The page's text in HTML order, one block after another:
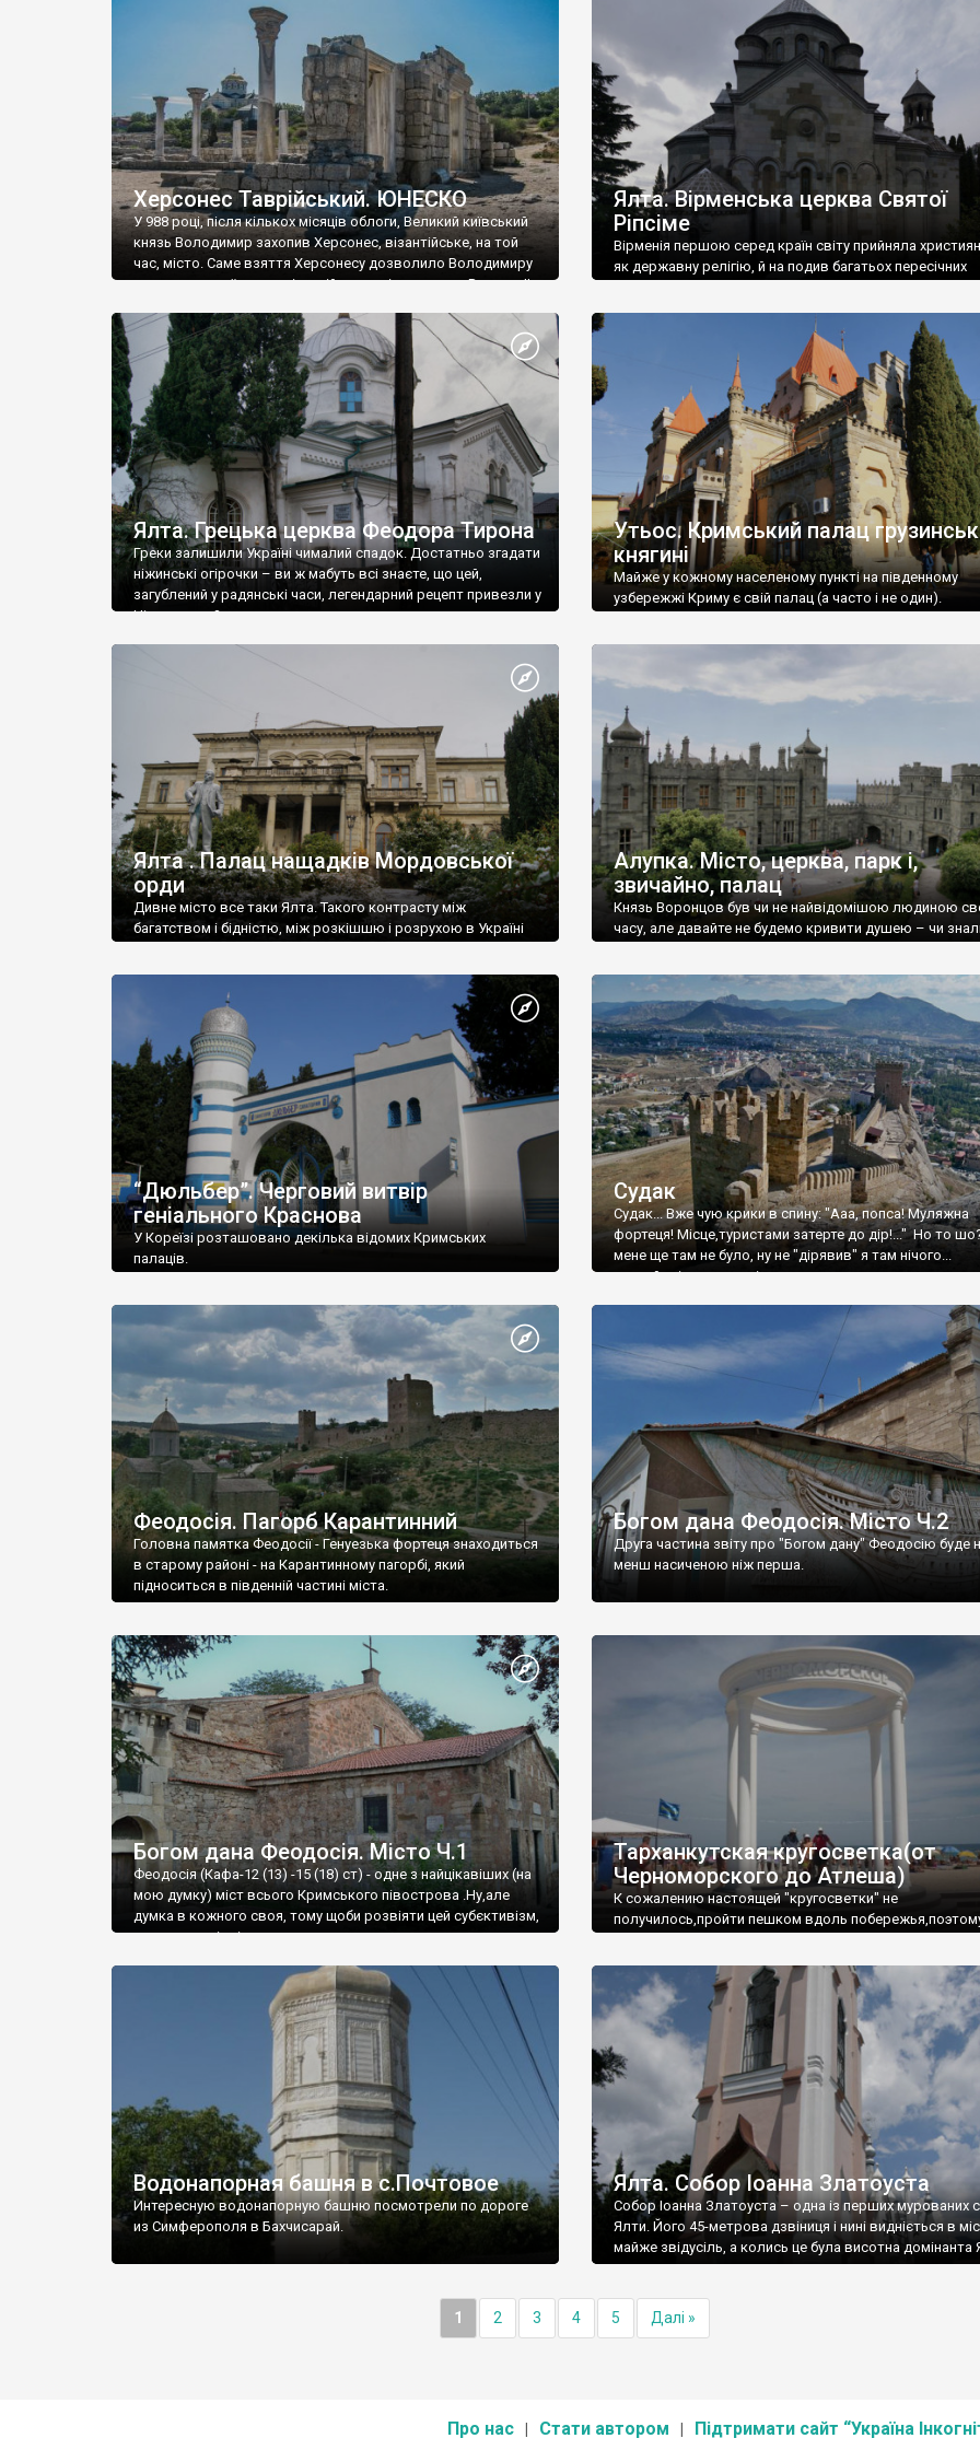
візантійської доби. Раритети викрадені з фондів об’єкту
культурної спадщини ЮНЕСКО «Херсонеса Таврійського».
Офіційно – на виставку «Золото Візантії», але експерти та
влада в Україні вважають це лише […]
називаються «повстяками» (postaki)…” “Вино. Крим
виробляє відмінне вино і його вдосталь: воно все
легке біле і дуже […]
Херсонес Таврійський. ЮНЕСКО
У 988 році, після кількох місяців облоги, Великий київський
князь Володимир захопив Херсонес, візантійське, на той
час, місто. Саме взяття Херсонесу дозволило Володимиру
диктувати свої умови візантійському імператору Василю ІІ,
Херсонесі Володимир-язичник, став Василем-
християнином. А потім було Хрещення Русі. На честь
Херсонесу Таврійського названо місто […]
Ялта. Вірменська церква Святої
Ріпсіме
Вірменія першою серед країн світу прийняла
як державну релігію, й на подив багатьох пересічних
Ялта. Грецька церква Феодора Тирона
Греки залишили Україні чималий спадок. Достатньо згадати
ніжинські огірочки – ви ж мабуть всі знаєте, що цей,
загублений у радянські часи, легендарний рецепт привезли у
Ніжин греки?
Утьос. Кримський палац
княгині
Майже у кожному населеному пункті на південному
узбережжі Криму є свій палац (а часто і не один).
Ялта . Палац нащадків Мордовської
орди
Дивне місто все таки Ялта. Такого контрасту між
багатством і бідністю, між розкішшю і розрухою в Україні
Алупка. Місто, церква, парк і,
звичайно, палац
Князь Воронцов був чи не найвідомішою людиною
часу, але давайте не будемо кривити душею – чи
“Дюльбер”. Черговий витвір
геніального Краснова
У Кореїзі розташовано декілька відомих Кримських
палаців.
Судак
Судак... Вже чую крики в спину: "Ааа, попса! Муляжна
фортеця! Місце,туристами затерте до дір!..." Но то
мене ще там не було, ну не "дірявив" я там нічого...
принаймні до цього літа.
Феодосія. Пагорб Карантинний
Головна памятка Феодосії - Генуезька фортеця знаходиться
в старому районі - на Карантинному пагорбі, який
підноситься в південній частині міста.
Богом дана Феодосія. Місто Ч.2
Друга частина звіту про "Богом дану" Феодосію буде
менш насиченою ніж перша.
Богом дана Феодосія. Місто Ч.1
Феодосія (Кафа-12 (13) -15 (18) ст) - одне з найцікавіших (на
мою думку) міст всього Кримського півострова .Ну,але
думка в кожного своя, тому щоби розвіяти цей субєктивізм,
запрошую відвідати це
Тарханкутская кругосветка(от
Черноморского до Атлеша)
К сожалению настоящей "кругосветки" не
получилось,пройти пешком вдоль
Водонапорная башня в с.Почтовое
Интересную водонапорную башню посмотрели по дороге
из Симферополя в Бахчисарай.
Ялта. Собор Іоанна Златоуста
Собор Іоанна Златоуста – одна із перших мурованих
Ялти. Його 45-метрова дзвіниця і нині видніється в
майже звідусіль, а колись це була висотна домінанта
1 2 3 4 5 Далі »
Про нас Стати автором Підтримати сайт “Україна